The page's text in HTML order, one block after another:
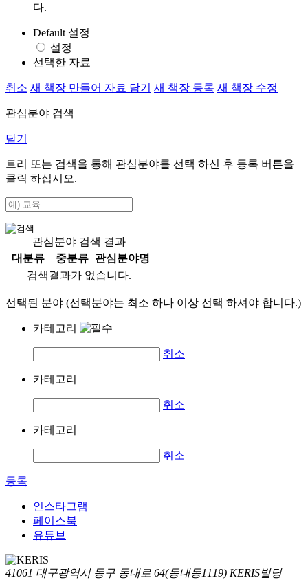
다.
Default 설정
설정
선택한 자료
취소 새 책장 만들어 자료 담기 새 책장 등록 새 책장 수정
관심분야 검색
닫기
트리 또는 검색을 통해 관심분야를 선택 하신 후 등록 버튼을
클릭 하십시오.
관심분야 검색 결과
대분류
중분류
관심분야명
검색결과가 없습니다.
선택된 분야 (선택분야는 최소 하나 이상 선택 하셔야 합니다.)
카테고리
취소
카테고리
취소
카테고리
취소
등록
인스타그램
페이스북
유튜브
41061 대구광역시 동구 동내로 64(동내동1119) KERIS빌딩